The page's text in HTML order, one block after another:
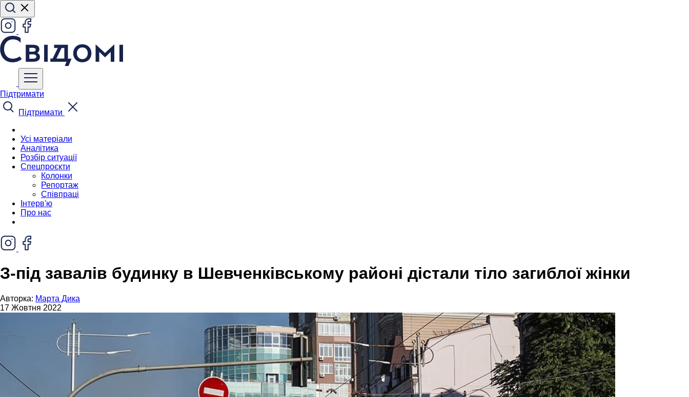
Підтримати
Підтримати
Усі матеріали
Аналітика
Розбір ситуації
Спецпроєкти
Колонки
Репортаж
Співпраці
Інтерв'ю
Про нас
З-під завалів будинку в Шевченківському районі дістали тіло загиблої жінки
Авторка: Марта Дика
17 Жовтня 2022